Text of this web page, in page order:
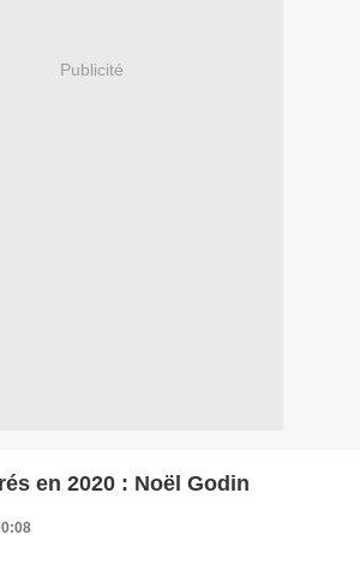
Publicité
en 2020 : Noël Godin